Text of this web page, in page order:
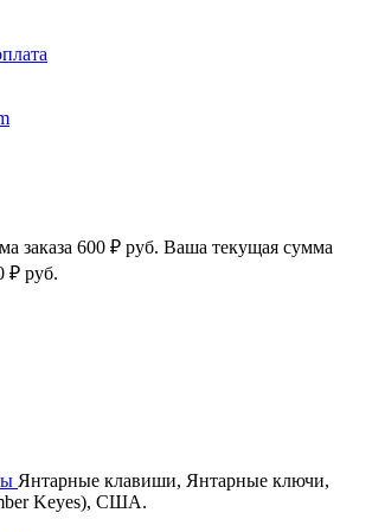
заказа 600 ₽ руб. Ваша текущая сумма
₽ руб.
Янтарные клавиши, Янтарные ключи,
Keyes), США.